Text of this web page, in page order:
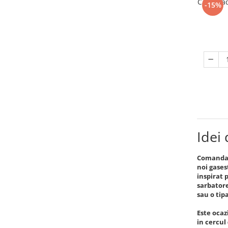
-15%
Idei
noi
inspirat
sau o
Este
in cercul